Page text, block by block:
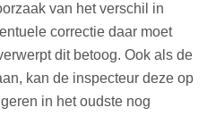
van het verschil in
correctie daar moet
dit betoog. Ook als de
kan de inspecteur deze op
in het oudste nog